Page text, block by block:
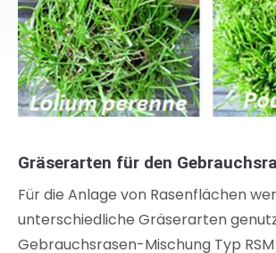
Gräserarten für den
Für die Anlage von Rasenflächen
unterschiedliche Gräserarten
Gebrauchsrasen-Mischung Typ